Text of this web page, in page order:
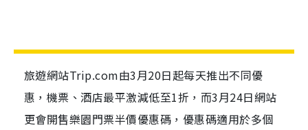
旅遊網站Trip.com由3月20日起每天推出不同優
惠，機票、酒店最平激減低至1折，而3月24日網站
更會開售樂園門票半價優惠碼，優惠碼適用於多個